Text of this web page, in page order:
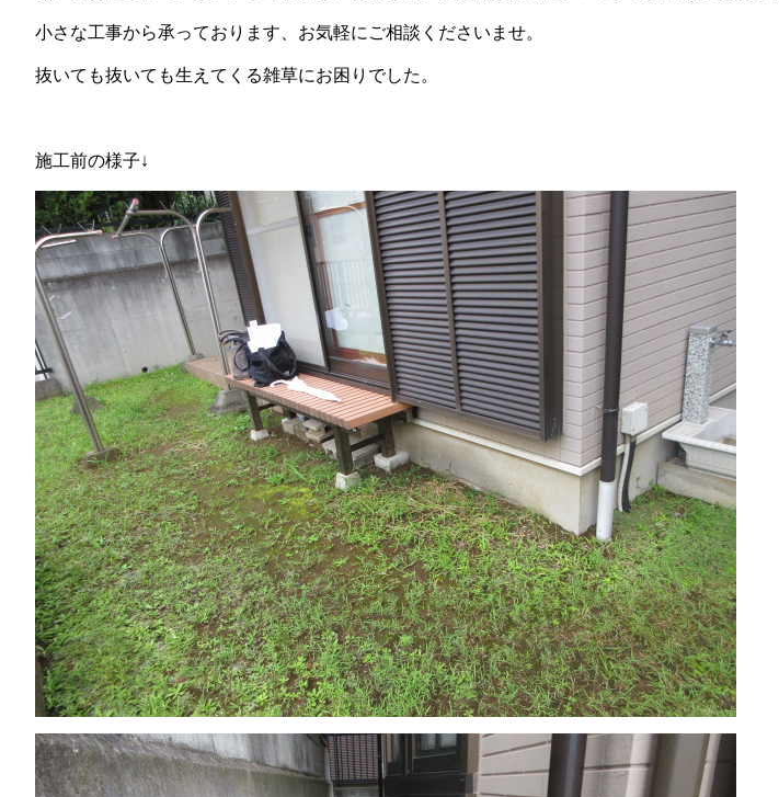
小さな工事から承っております、お気軽にご相談くださいませ。
抜いても抜いても生えてくる雑草にお困りでした。
施工前の様子↓